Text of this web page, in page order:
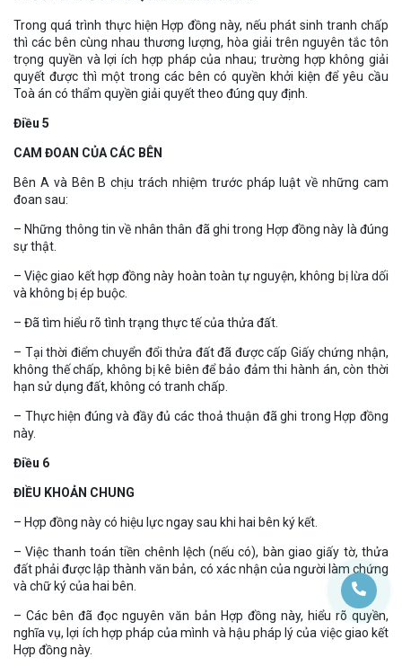
Trong quá trình thực hiện Hợp đồng này, nếu phát sinh tranh chấp
thì các bên cùng nhau thương lượng, hòa giải trên nguyên tắc tôn
trọng quyền và lợi ích hợp pháp của nhau; trường hợp không giải
quyết được thì một trong các bên có quyền khởi kiện để yêu cầu
Toà án có thẩm quyền giải quyết theo đúng quy định.
Điều 5
CAM ĐOAN CỦA CÁC BÊN
Bên A và Bên B chịu trách nhiệm trước pháp luật về những cam
đoan sau:
– Những thông tin về nhân thân đã ghi trong Hợp đồng này là đúng
sự thật.
– Việc giao kết hợp đồng này hoàn toàn tự nguyện, không bị lừa dối
và không bị ép buộc.
– Đã tìm hiểu rõ tình trạng thực tế của thửa đất.
– Tại thời điểm chuyển đổi thửa đất đã được cấp Giấy chứng nhận,
không thế chấp, không bị kê biên để bảo đảm thi hành án, còn thời
hạn sử dụng đất, không có tranh chấp.
– Thực hiện đúng và đầy đủ các thoả thuận đã ghi trong Hợp đồng
này.
Điều 6
ĐIỀU KHOẢN CHUNG
– Hợp đồng này có hiệu lực ngay sau khi hai bên ký kết.
– Việc thanh toán tiền chênh lệch (nếu có), bàn giao giấy tờ, thửa
đất phải được lập thành văn bản, có xác nhận của người làm chứng
và chữ ký của hai bên.
– Các bên đã đọc nguyên văn bản Hợp đồng này, hiểu rõ quyền,
nghĩa vụ, lợi ích hợp pháp của mình và hậu pháp lý của việc giao kết
Hợp đồng này.